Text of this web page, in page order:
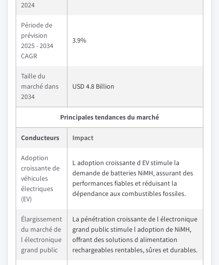
2024
Période de
prévision
2025 - 2034
CAGR
3.9%
Taille du
marché dans
2034
USD 4.8 Billion
Principales tendances du marché
Conducteurs Impact
Adoption
croissante de
véhicules
électriques
(EV)
L adoption croissante d EV stimule la
demande de batteries NiMH, assurant des
performances fiables et réduisant la
dépendance aux combustibles fossiles.
Élargissement
du marché de
l électronique
grand public
La pénétration croissante de l électronique
grand public stimule l adoption de NiMH,
offrant des solutions d alimentation
rechargeables rentables, sûres et durables.